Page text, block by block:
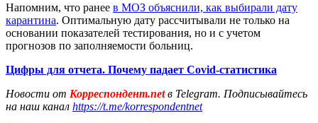
Напомним, что ранее в МОЗ объяснили, как выбирали дату
карантина. Оптимальную дату рассчитывали не только на
основании показателей тестирования, но и с учетом
прогнозов по заполняемости больниц.
Цифры для отчета. Почему падает Covid-статистика
Новости от Корреспондент.netв Telegram. Подписывайтесь
на наш канал https://t.me/korrespondentnet